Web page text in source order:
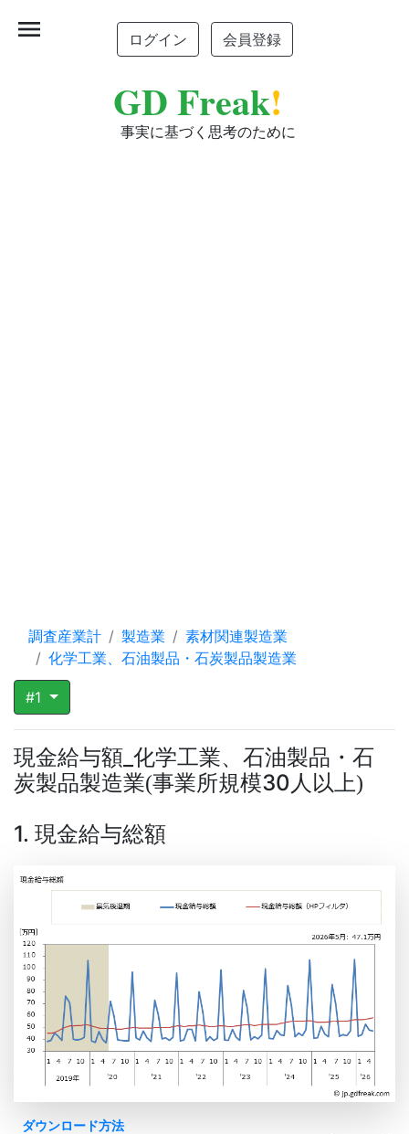
ログイン 会員登録
GD Freak!
事実に基づく思考のために
menu
調査産業計 製造業
素材関連製造業
化学工業、石油製品・石炭製品製造業
#1
現金給与額_化学工業、石油製品・石
炭製品製造業(事業所規模30人以上)
1. 現金給与総額
ダウンロード方法